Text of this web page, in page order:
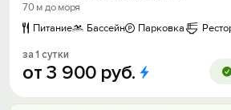
70 м до моря
Питание
Бассейн Парковка
за 1 сутки
от3 900 руб.